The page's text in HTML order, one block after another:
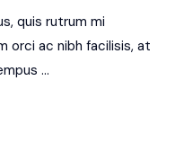
quis rutrum mi
orci ac nibh facilisis, at
...